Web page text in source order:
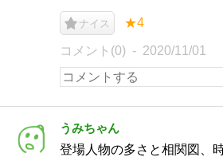
ナイス ★4
コメント(0) 2020/11/01
うみちゃん
登場人物の多さと相関図、